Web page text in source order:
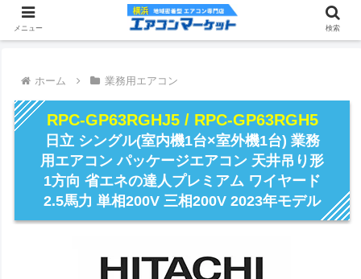
ホーム 業務用エアコン
RPC-GP63RGHJ5 / RPC-GP63RGH5
日立 シングル(室内機1台×室外機1台) 業務
用エアコン パッケージエアコン 天井吊り形
1方向 省エネの達人プレミアム ワイヤード
2.5馬力 単相200V 三相200V 2023年モデル
メニュー 検索